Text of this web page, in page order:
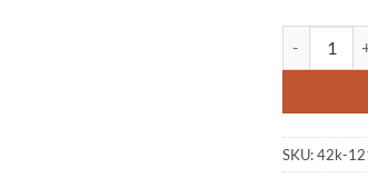
SKU:42k-